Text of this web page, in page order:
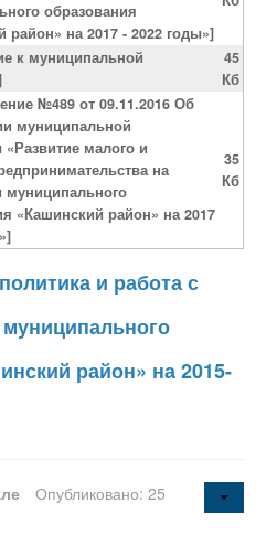
образования
район» на 2017 - 2022 годы»]
к муниципальной
45
Кб
№489 от 09.11.2016 Об
муниципальной
малого и
на
муниципального
«Кашинский район» на 2017
35
Кб
и работа с
район» на 2015-
Опубликовано: 25